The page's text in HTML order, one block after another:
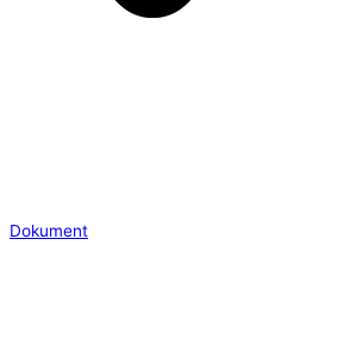
Dokument